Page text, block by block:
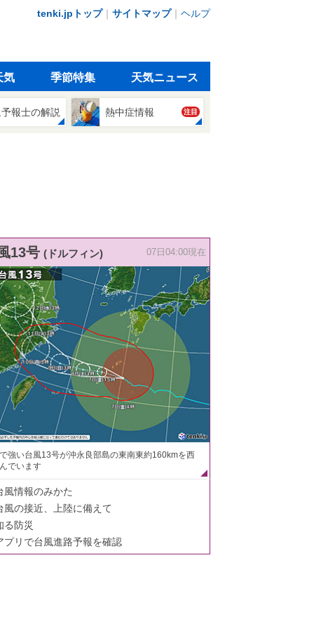
tenki.jpトップ｜ サイトマップ｜ ヘルプ
気 季節特集 天気ニュース
報士の解説 熱中症情報 注目
13号 (ドルフィン) 07日04:00現在
強い台風13号が沖永良部島の東南東約160kmを西
でいます
風情報のみかた
風の接近、上陸に備えて
る防災
プリで台風進路予報を確認